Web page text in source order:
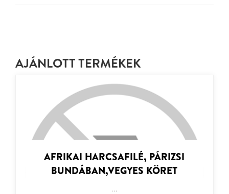
AJÁNLOTT TERMÉKEK
AFRIKAI HARCSAFILÉ, PÁRIZSI
BUNDÁBAN,VEGYES KÖRET
...